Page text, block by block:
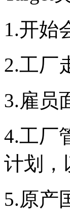
1.开始
2.工厂
3.雇员
4.工厂
计划，
5.原产